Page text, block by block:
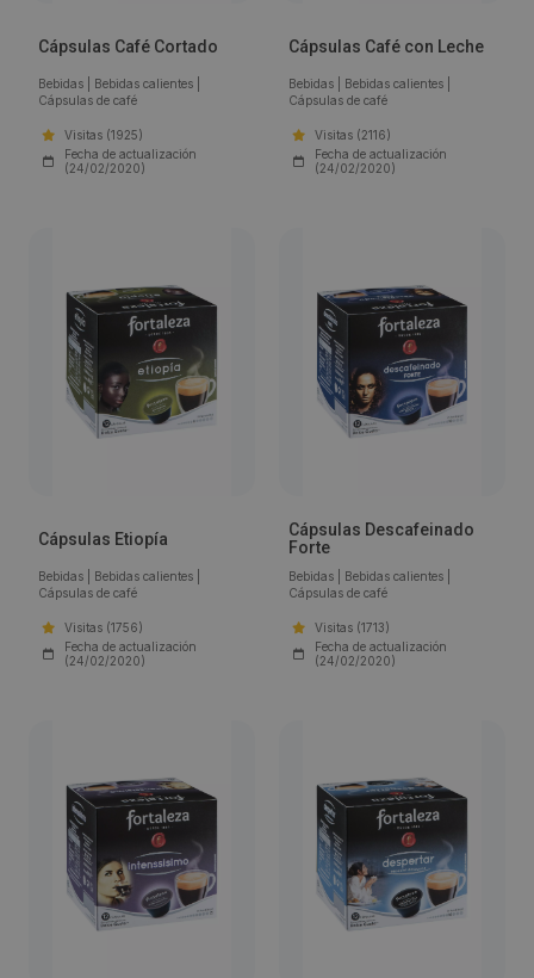
Cápsulas Café Cortado
Bebidas Bebidas calientes
Cápsulas de café
Visitas (1925)
Fecha de actualización
(24/02/2020)
Cápsulas Café con Leche
Bebidas Bebidas calientes
Cápsulas de café
Visitas (2116)
Fecha de actualización
(24/02/2020)
Cápsulas Etiopía
Bebidas Bebidas calientes
Cápsulas de café
Visitas (1756)
Fecha de actualización
(24/02/2020)
Cápsulas Descafeinado
Forte
Bebidas Bebidas calientes
Cápsulas de café
Visitas (1713)
Fecha de actualización
(24/02/2020)